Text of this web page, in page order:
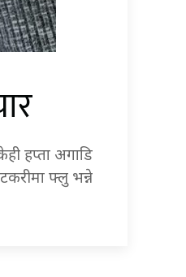
हप्ता अगाडि
फ्लु भन्ने